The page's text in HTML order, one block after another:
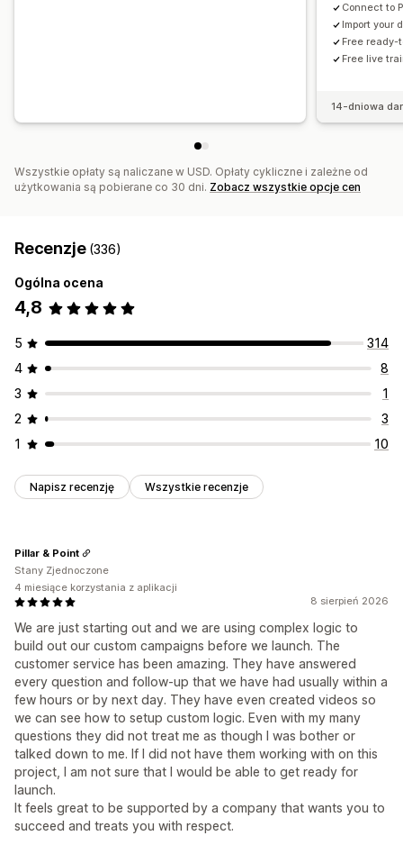
Connect to
Import your
Free ready-
Free live
14-dniowa
Wszystkie opłaty są naliczane w USD. Opłaty cykliczne i zależne od
użytkowania są pobierane co 30 dni. Zobacz wszystkie opcje cen
Recenzje (336)
Ogólna ocena
4,8
5
314
4
8
3
1
2
3
1
10
Napisz recenzję Wszystkie recenzje
8 sierpień 2026
We are just starting out and we are using complex logic to
build out our custom campaigns before we launch. The
customer service has been amazing. They have answered
every question and follow-up that we have had usually within a
few hours or by next day. They have even created videos so
we can see how to setup custom logic. Even with my many
questions they did not treat me as though I was bother or
talked down to me. If I did not have them working with on this
project, I am not sure that I would be able to get ready for
launch.
It feels great to be supported by a company that wants you to
succeed and treats you with respect.
Pillar & Point
Stany Zjednoczone
4 miesiące korzystania z aplikacji